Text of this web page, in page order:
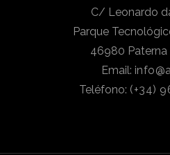
C/ Leonardo
Parque
46980 Paterna
Email:
Teléfono: (+34)